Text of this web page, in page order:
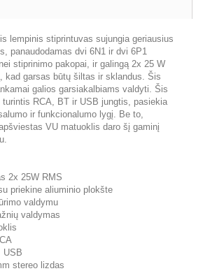
lempinis stiprintuvas sujungia geriausius
panaudodamas dvi 6N1 ir dvi 6P1
stiprinimo pakopai, ir galingą 2x 25 W
kad garsas būtų šiltas ir sklandus. Šis
galios garsiakalbiams valdyti. Šis
turintis RCA, BT ir USB jungtis, pasiekia
ir funkcionalumo lygį. Be to,
VU matuoklis daro šį gaminį
2x 25W RMS
priekine aliuminio plokšte
valdymu
valdymas
USB
stereo lizdas